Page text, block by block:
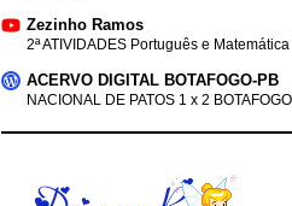
Zezinho Ramos
2ª ATIVIDADES Português e Matemática
ACERVO DIGITAL BOTAFOGO-PB
NACIONAL DE PATOS 1 x 2 BOTAFOGO